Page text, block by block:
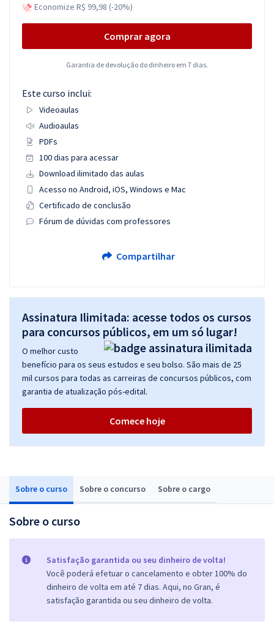
Sobre o curso Sobre o concurso Sobre o cargo
Sobre o curso
Satisfação garantida ou seu dinheiro de volta!
Você poderá efetuar o cancelamento e obter 100% do
dinheiro de volta em até 7 dias. Aqui, no Gran, é
satisfação garantida ou seu dinheiro de volta.
Economize R$ 99,98 (-20%)
Comprar agora
Garantia de devolução do dinheiro em 7 dias.
Este curso inclui:
Videoaulas
Audioaulas
PDFs
100 dias para acessar
Download ilimitado das aulas
Acesso no Android, iOS, Windows e Mac
Certificado de conclusão
Fórum de dúvidas com professores
Compartilhar
Assinatura Ilimitada: acesse todos os cursos
para concursos públicos, em um só lugar!
O melhor custo
benefício para os seus estudos e seu bolso. São mais de 25
mil cursos para todas as carreiras de concursos públicos, com
garantia de atualização pós-edital.
Comece hoje